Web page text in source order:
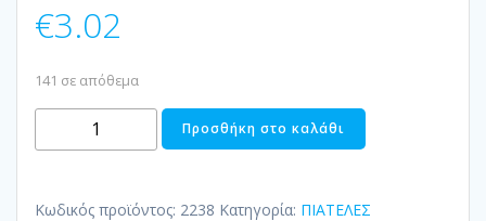
€3.02
141 σε απόθεμα
ΠΙΑΤΕΛΑ
ΣΤΡΟΓΓΥΛΗ
ποσότητα
Προσθήκη στο καλάθι
Κωδικός προϊόντος: 2238 Κατηγορία: ΠΙΑΤΕΛΕΣ